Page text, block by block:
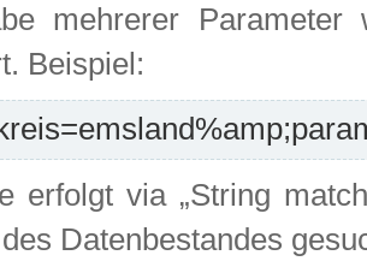
mehrerer Parameter
Beispiel:
erfolgt via „String
Datenbestandes